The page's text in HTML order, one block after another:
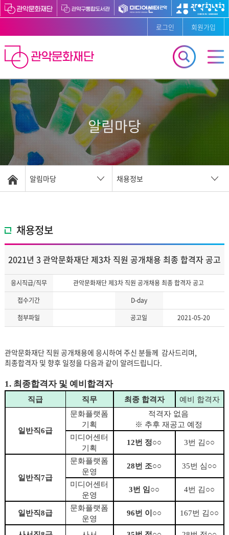
로그인 회원가입
알림마당
알림마당 채용정보
채용정보
2021년 3 관악문화재단 제3차 직원 공개채용 최종 합격자 공고
응시직급/직무
관악문화재단 제3차 직원 공개채용 최종 합격자 공고
접수기간
D-day
첨부파일
공고일 2021-05-20
관악문화재단 직원 공개채용에 응시하여 주신 분들께 감사드리며,
최종합격자 및 향후 일정을 다음과 같이 알려드립니다.
1. 최종합격자 및 예비합격자
직급 직무 최종 합격자 예비 합격자
일반직6급
문화플랫폼
기획
적격자 없음
※ 추후 재공고 예정
미디어센터
기획
12번 정○○ 3번 김○○
일반직7급
문화플랫폼
운영
28번 조○○ 35번 심○○
미디어센터
운영
3번 임○○ 4번 김○○
일반직8급
문화플랫폼
운영
96번 이 ○○ 167번 김○○